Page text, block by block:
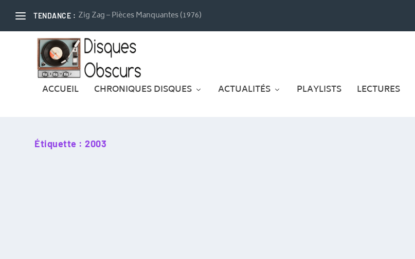
TENDANCE : Zig Zag – Pièces Manquantes (1976)
ACCUEIL CHRONIQUES DISQUES ACTUALITÉS PLAYLISTS LECTURES
Étiquette :2003